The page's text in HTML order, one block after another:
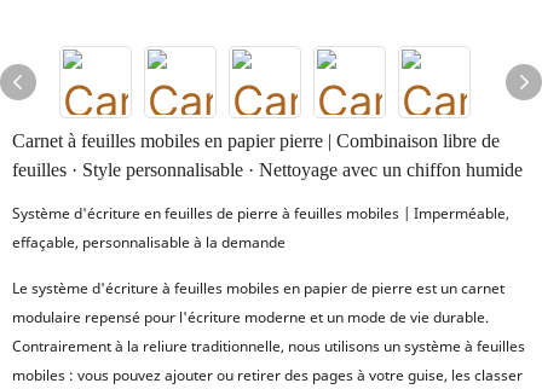
Carnet à feuilles mobiles en papier pierre | Combinaison libre de
feuilles · Style personnalisable · Nettoyage avec un chiffon humide
Système d'écriture en feuilles de pierre à feuilles mobiles | Imperméable,
effaçable, personnalisable à la demande
Le système d'écriture à feuilles mobiles en papier de pierre est un carnet
modulaire repensé pour l'écriture moderne et un mode de vie durable.
Contrairement à la reliure traditionnelle, nous utilisons un système à feuilles
mobiles : vous pouvez ajouter ou retirer des pages à votre guise, les classer